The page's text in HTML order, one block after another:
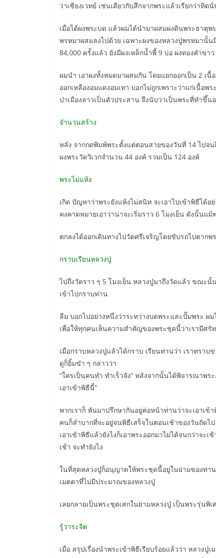
ว่าเซียงเวทย์ เช่นเดียวกับสึกจากพระแล้วเรียกว่าทิด
เมื่อได้ผงพระบด แล้วผมได้นำมาผสมผงดินพระธาตุ
พรหมาผสมลงไปด้วย เฉพาะผงของหลวงปู่พรหมานั้
84,000 ครั้งแล้ว ยังมีผงเหล็กน้ำพี้ 9 บ่อ ผงทองคำขา
ผมนำ เอาผงทั้งหมดมาผสมกัน โดยแยกออกเป็น 2 เ
ออกเหลืองอมแดงอมเทา บอกไม่ถูกเพราะว่าแก่เนื้อพ
ป่าเมืองลาวเป็นตัวประสาน จึงนับว่าเป็นพระที่ทำขึ้
จำนวนสร้าง
หลัง จากกดพิมพ์พระตั้งแต่ตอนสายของวันที่ 14 ไปจ
ผงพระวัดวิเวกจำนวน 44 องค์ รวมเป็น 124 องค์
พระไม่แห้ง
เกิด ปัญหาว่าพระยังแห้งไม่สนิท จะเอาไปเข้าพิธีได้อ
คงคาดหมายเอาว่าน่าจะเริ่มราว 6 โมงเย็น ดังนั้นแ
ตกลงได้ออกเดินทางไปวัดศรีเจริญโดยขับรถไปตากพ
กราบเรียนหลวงปู่
ไปถึงวัดราว ๆ 5 โมงเย็น หลวงปู่มาถึงวัดแล้ว ขณะ
เข้าไปกราบท่าน
ลืม บอกไปอย่างหนึ่งว่าระหว่างบดพระและปั๊มพระ ผ
เพื่อให้ทุกคนเห็นความสำคัญของพระชุดนี้ว่าเรามีศ
เมื่อกราบหลวงปู่แล้วได้กราบ เรียนท่านว่า เราทรา
ดูก็ยิ้มขำ ๆ กล่าวว่า
“ใครเป็นคนทำ ทำเร็วจัง” หลังจากนั้นได้พิจารณาพ
เอาเข้าพิธีนี้”
พวกเราก็ หันมาปรึกษากันอยู่ต่อหน้าท่านว่าจะเอาเข้
คนก็ลำบากที่จะอยู่จนพิธีเสร็จในตอนเช้าของวันถัดไ
เอาเข้าพิธีแล้วยังไงก็เอาพระออกมาไม่ได้จนกว่าจ
เช้า จะทำยังไง
ในที่สุดหลวงปู่ก็อนุญาตให้พระชุดนี้อยู่ในย่ามของท่า
เมตตาที่ไม่มีประมาณของหลวงปู่
เลยกลายเป็นพระชุดเสกในย่ามหลวงปู่ เป็นพระรุ่นพิเ
รู้วาระจิต
เมื่อ สรุปเรื่องนำพระเข้าพิธีเรียบร้อยแล้วว่า หลวงปู่